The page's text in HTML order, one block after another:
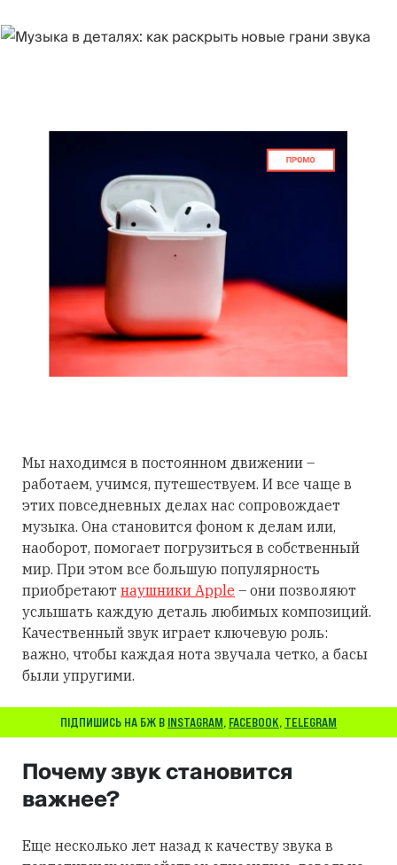
Мы находимся в постоянном движении –
работаем, учимся, путешествуем. И все чаще в
этих повседневных делах нас сопровождает
музыка. Она становится фоном к делам или,
наоборот, помогает погрузиться в собственный
мир. При этом все большую популярность
приобретают наушники Apple – они позволяют
услышать каждую деталь любимых композиций.
Качественный звук играет ключевую роль:
важно, чтобы каждая нота звучала четко, а басы
были упругими.
ПІДПИШИСЬ НА БЖ В INSTAGRAM, FACEBOOK, TELEGRAM
Почему звук становится
важнее?
Еще несколько лет назад к качеству звука в